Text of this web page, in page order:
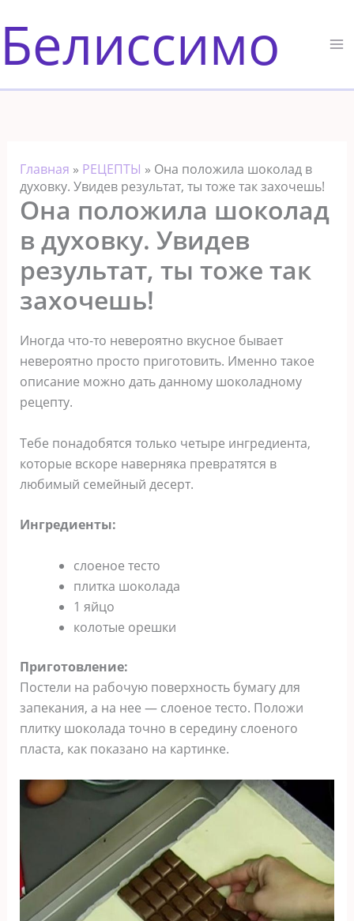
к
содержимому
Белиссимо
Главная » РЕЦЕПТЫ » Она положила шоколад в
духовку. Увидев результат, ты тоже так зaхочешь!
Она положила шоколад
в духовку. Увидев
результат, ты тоже так
зaхочешь!
Иногда что-то невероятно вкусное бывает
невероятно просто приготовить. Именно такое
описание можно дать данному шоколадному
рецепту.
Тебе понадобятся только четыре ингредиента,
которые вскоре наверняка превратятся в
любимый семейный десерт.
Ингредиенты:
слоеное тесто
плитка шоколада
1 яйцо
колотые орешки
Приготовление:
Постели на рабочую поверхность бумагу для
запекания, а на нее — слоеное тесто. Положи
плитку шоколада точно в середину слоеного
пласта, как показано на картинке.